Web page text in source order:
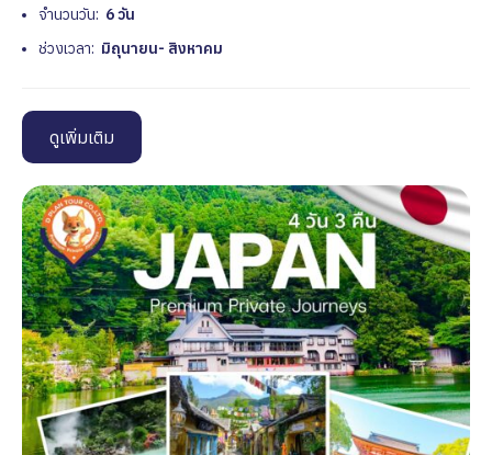
จำนวนวัน: 6 วัน
ช่วงเวลา: มิถุนายน- สิงหาคม
ดูเพิ่มเติม